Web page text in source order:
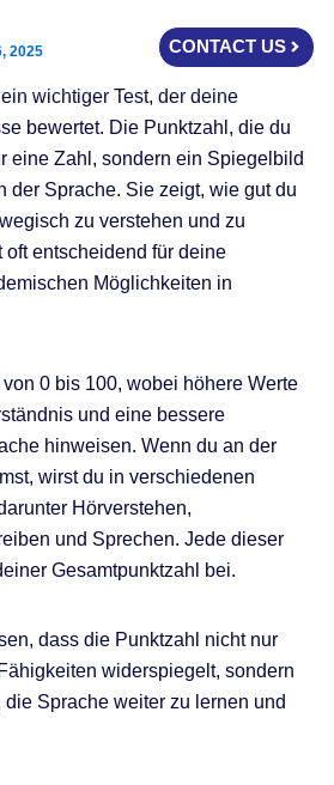
CONTACT US
2025
wichtiger Test, der deine
bewertet. Die Punktzahl, die du
eine Zahl, sondern ein Spiegelbild
der Sprache. Sie zeigt, wie gut du
zu verstehen und zu
entscheidend für deine
Möglichkeiten in
0 bis 100, wobei höhere Werte
und eine bessere
hinweisen. Wenn du an der
wirst du in verschiedenen
Hörverstehen,
und Sprechen. Jede dieser
Gesamtpunktzahl bei.
dass die Punktzahl nicht nur
widerspiegelt, sondern
Sprache weiter zu lernen und